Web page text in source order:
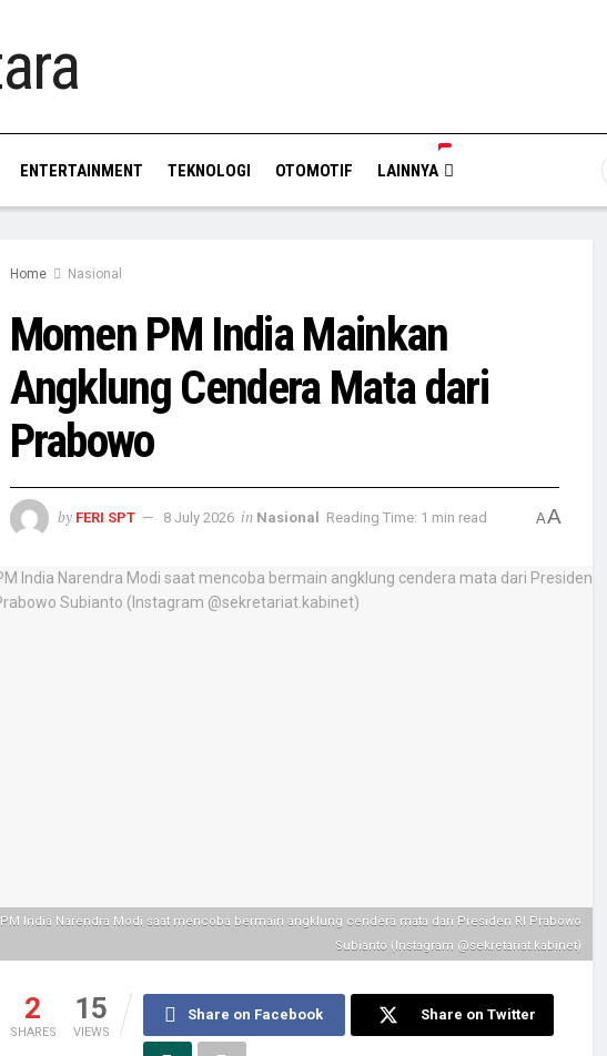
ENTERTAINMENT TEKNOLOGI OTOMOTIF LAINNYA
Home Nasional
Momen PM India Mainkan
Angklung Cendera Mata dari
Prabowo
by FERI SPT 8 July 2026 in Nasional Reading Time: 1 min read AA
PM India Narendra Modi saat mencoba bermain angklung cendera mata dari Presiden RI Prabowo
Subianto (Instagram @sekretariat.kabinet)
2
SHARES
15
VIEWS
Share on Facebook Share on Twitter